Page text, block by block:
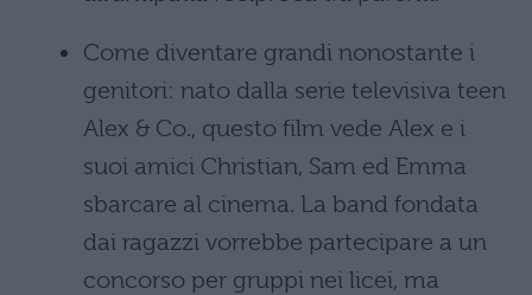
Come diventare grandi nonostante i
genitori: nato dalla serie televisiva teen
Alex & Co., questo film vede Alex e i
suoi amici Christian, Sam ed Emma
sbarcare al cinema. La band fondata
dai ragazzi vorrebbe partecipare a un
concorso per gruppi nei licei, ma